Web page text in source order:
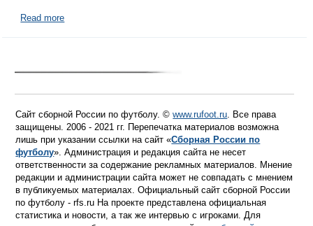
Read more
Сайт сборной России по футболу. ©www.rufoot.ru. Все права
защищены. 2006 - 2021 гг. Перепечатка материалов возможна
лишь при указании ссылки на сайт «Сборная России по
футболу». Администрация и редакция сайта не несет
ответственности за содержание рекламных материалов. Мнение
редакции и администрации сайта может не совпадать с мнением
в публикуемых материалах. Официальный сайт сборной России
по футболу - rfs.ru На проекте представлена официальная
статистика и новости, а так же интервью с игроками. Для